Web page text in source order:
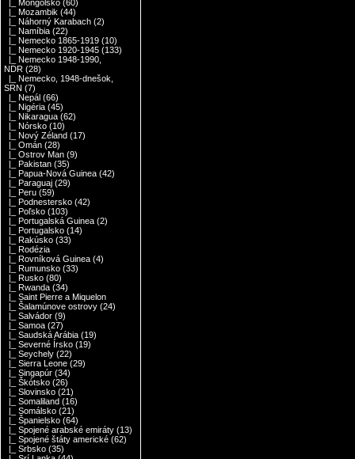
|_ Mongolsko (60)
|_ Mozambik (44)
|_ Náhorný Karabach (2)
|_ Namíbia (22)
|_ Nemecko 1865-1919 (10)
|_ Nemecko 1920-1945 (133)
|_ Nemecko 1948-1990,
NDR (28)
|_ Nemecko, 1948-dnešok,
SRN (7)
|_ Nepál (66)
|_ Nigéria (45)
|_ Nikaragua (62)
|_ Nórsko (10)
|_ Nový Zéland (17)
|_ Omán (28)
|_ Ostrov Man (9)
|_ Pakistan (35)
|_ Papua-Nová Guinea (42)
|_ Paraguaj (29)
|_ Peru (59)
|_ Podnestersko (42)
|_ Poľsko (103)
|_ Portugalská Guinea (2)
|_ Portugalsko (14)
|_ Rakúsko (33)
|_ Rodézia
|_ Rovníková Guinea (4)
|_ Rumunsko (33)
|_ Rusko (80)
|_ Rwanda (34)
|_ Saint Pierre a Miquelon
|_ Šalamúnove ostrovy (24)
|_ Salvádor (9)
|_ Samoa (27)
|_ Saudská Arábia (19)
|_ Severné Írsko (19)
|_ Seychely (22)
|_ Sierra Leone (29)
|_ Singapúr (34)
|_ Škótsko (26)
|_ Slovinsko (21)
|_ Somaliland (16)
|_ Somálsko (21)
|_ Španielsko (64)
|_ Spojené arabské emiráty (13)
|_ Spojené štáty americké (62)
|_ Srbsko (35)